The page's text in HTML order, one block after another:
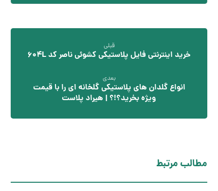
قبلی
خرید اینترنتی فایل پلاستیکی کشوئی ناصر کد ۶۰۴L
بعدی
انواع گلدان های پلاستیکی گلخانه ای را با قیمت
ویژه بخرید؟!؟ | هیراد پلاست
مطالب مرتبط